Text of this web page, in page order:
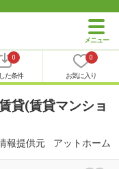
0
た条件
0
お気に入り
貸(賃貸マンショ
報提供元 アットホーム